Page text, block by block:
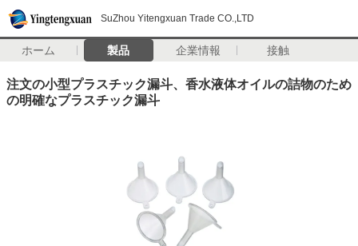
SuZhou Yitengxuan Trade CO.,LTD
ホーム 製品 企業情報 接触
注文の小型プラスチック漏斗、香水液体オイルの詰物のため
の明確なプラスチック漏斗